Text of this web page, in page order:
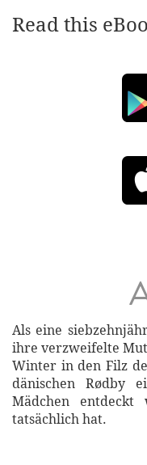
Read this
Als eine
ihre verzweifelte
Winter in den Filz
dänischen Rødby
Mädchen
tatsächlich hat.